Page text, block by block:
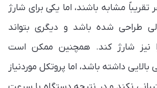
تقریباً مشابه باشند، اما یکی برای شارژ
طراحی شده باشد و دیگری بتواند
نیز شارژ کند. همچنین ممکن است
داشته باشد، اما پروتکل موردنیاز